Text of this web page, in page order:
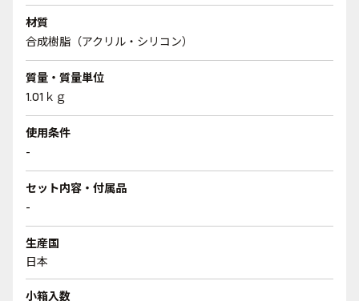
材質
合成樹脂（アクリル・シリコン）
質量・質量単位
1.01ｋｇ
使用条件
-
セット内容・付属品
-
生産国
日本
小箱入数